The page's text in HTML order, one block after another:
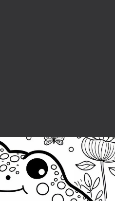
kråkblaffemall (gratis)
målarbild! Perfekt för utskrift och
nu och börja vara kreativ!...